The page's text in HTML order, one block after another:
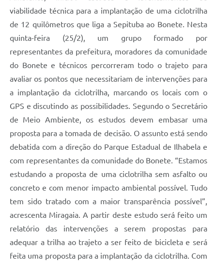
viabilidade técnica para a implantação de uma ciclotrilha
de 12 quilômetros que liga a Sepituba ao Bonete. Nesta
quinta-feira (25/2), um grupo formado por
representantes da prefeitura, moradores da comunidade
do Bonete e técnicos percorreram todo o trajeto para
avaliar os pontos que necessitariam de intervenções para
a implantação da ciclotrilha, marcando os locais com o
GPS e discutindo as possibilidades. Segundo o Secretário
de Meio Ambiente, os estudos devem embasar uma
proposta para a tomada de decisão. O assunto está sendo
debatida com a direção do Parque Estadual de Ilhabela e
com representantes da comunidade do Bonete. “Estamos
estudando a proposta de uma ciclotrilha sem asfalto ou
concreto e com menor impacto ambiental possível. Tudo
tem sido tratado com a maior transparência possível”,
acrescenta Miragaia. A partir deste estudo será feito um
relatório das intervenções a serem propostas para
adequar a trilha ao trajeto a ser feito de bicicleta e será
feita uma proposta para a implantação da ciclotrilha. Com